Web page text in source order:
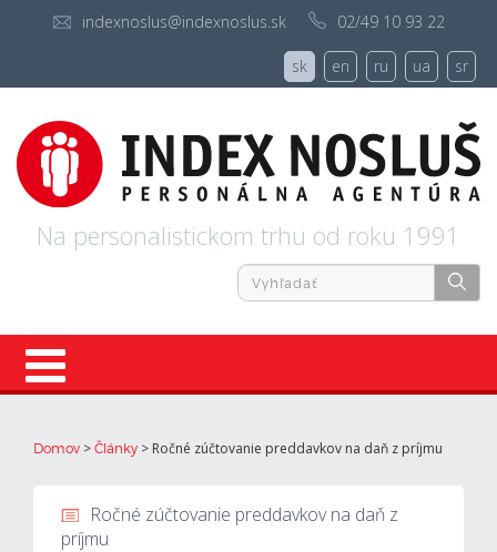
indexnoslus@indexnoslus.sk 02/49 10 93 22
sk en ru ua sr
Na personalistickom trhu od roku 1991
Domov > Články > Ročné zúčtovanie preddavkov na daň z príjmu
Ročné zúčtovanie preddavkov na daň z
príjmu